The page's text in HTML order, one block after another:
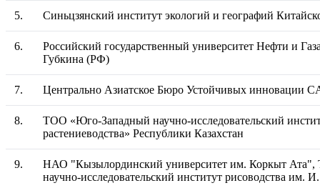
5. Синьцзянский институт экологий и географий
6.
Российский государственный университет Нефти и
Губкина (РФ)
7. Центрально Азиатское Бюро Устойчивых инновации
8.
ТОО «Юго-Западный научно-исследовательский
растениеводства» Республики Казахстан
9.
НАО "Кызылординский университет им. Коркыт
научно-исследовательский институт рисоводства